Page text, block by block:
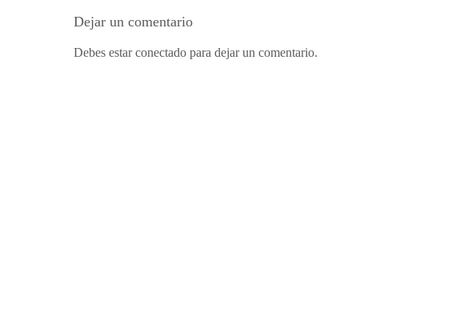
Dejar un comentario
Debes estar conectado para dejar un comentario.